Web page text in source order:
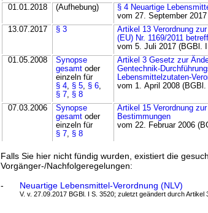
01.01.2018
(Aufhebung)
§ 4 Neuartige
vom 27. September
13.07.2017
§ 3
Artikel 13 Verordnung
(EU) Nr. 1169/2011
vom 5. Juli 2017 (BGBl.
01.05.2008
Synopse
gesamt oder
einzeln für
§ 4, § 5, § 6,
§ 7, § 8
Artikel 3 Gesetz zur
Gentechnik-
Lebensmittelzutaten-
vom 1. April 2008
07.03.2006
Synopse
gesamt oder
einzeln für
§ 7, § 8
Artikel 15 Verordnung
Bestimmungen
vom 22. Februar 2006
Falls Sie hier nicht fündig wurden, existiert die
Vorgänger-/Nachfolgeregelungen:
-
Neuartige Lebensmittel-Verordnung (NLV)
V. v. 27.09.2017 BGBl. I S. 3520; zuletzt geändert durch Artikel